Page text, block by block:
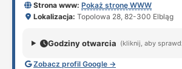
Strona www: Pokaż stronę WWW
Lokalizacja: Topolowa 28, 82-300 Elbląg
Godziny otwarcia (kliknij, aby
Zobacz profil Google →